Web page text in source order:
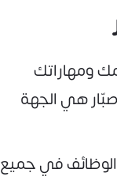
ومهاراتك
هي الجهة
في جميع